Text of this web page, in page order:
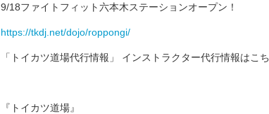
9/18ファイトフィット六本木ステーションオープン！
https://tkdj.net/dojo/roppongi/
「トイカツ道場代行情報」 インストラクター代行情報はこ
『トイカツ道場』